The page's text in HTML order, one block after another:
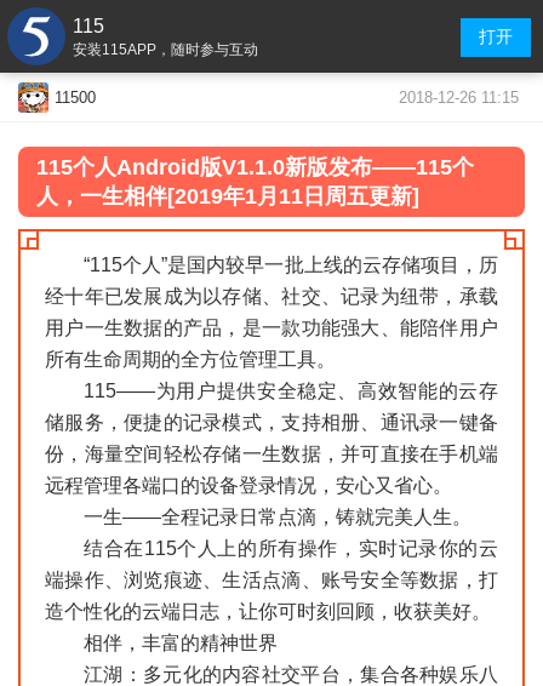
115
安装115APP，随时参与互动
打开
11500 2018-12-26 11:15
115个人Android 版V1.1.0新版发布——115个
人，一生相伴[2019年1月11日周五更新]
“115个人”是国内较早一批上线的云存储项目，历
经十年已发展成为以存储、社交、记录为纽带，承载
用户一生数据的产品，是一款功能强大、能陪伴用户
所有生命周期的全方位管理工具。
115——为用户提供安全稳定、高效智能的云存
储服务，便捷的记录模式，支持相册、通讯录一键备
份，海量空间轻松存储一生数据，并可直接在手机端
远程管理各端口的设备登录情况，安心又省心。
一生——全程记录日常点滴，铸就完美人生。
结合在115个人上的所有操作，实时记录你的云
端操作、浏览痕迹、生活点滴、账号安全等数据，打
造个性化的云端日志，让你可时刻回顾，收获美好。
相伴，丰富的精神世界
江湖：多元化的内容社交平台，集合各种娱乐八